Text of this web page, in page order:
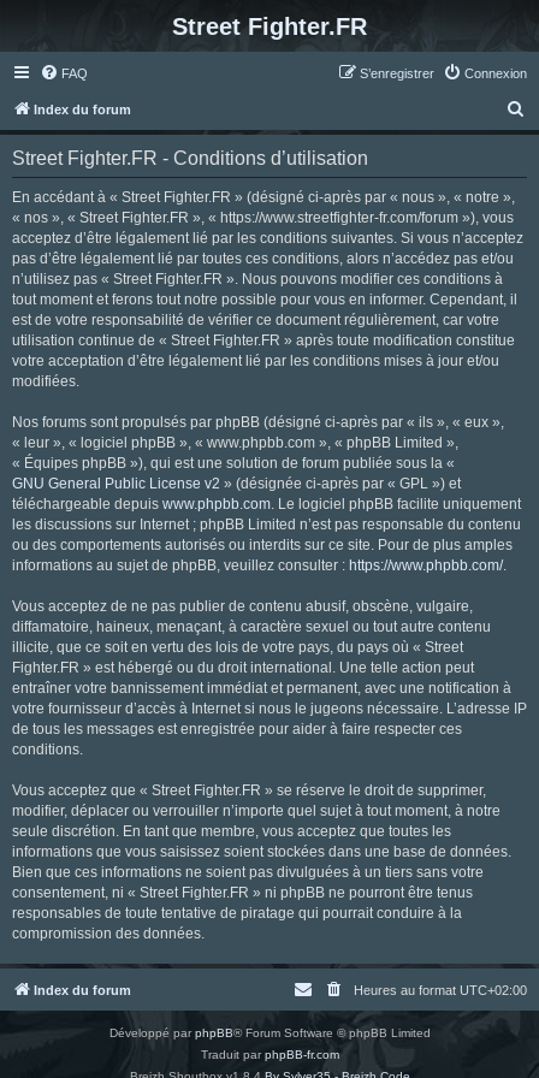
Street Fighter.FR
FAQ Connexion
S’enregistrer
Index du forum
e
Street Fighter.FR - Conditions d’utilisation
En accédant à « Street Fighter.FR » (désigné ci-après par « nous », « notre »,
« nos », « Street Fighter.FR », « https://www.streetfighter-fr.com/forum »), vous
acceptez d’être légalement lié par les conditions suivantes. Si vous n’acceptez
pas d’être légalement lié par toutes ces conditions, alors n’accédez pas et/ou
n’utilisez pas « Street Fighter.FR ». Nous pouvons modifier ces conditions à
tout moment et ferons tout notre possible pour vous en informer. Cependant, il
est de votre responsabilité de vérifier ce document régulièrement, car votre
utilisation continue de « Street Fighter.FR » après toute modification constitue
votre acceptation d’être légalement lié par les conditions mises à jour et/ou
modifiées.
Nos forums sont propulsés par phpBB (désigné ci-après par « ils », « eux »,
« leur », « logiciel phpBB », « www.phpbb.com », « phpBB Limited »,
« Équipes phpBB »), qui est une solution de forum publiée sous la «
GNU General Public License v2 » (désignée ci-après par « GPL ») et
téléchargeable depuis www.phpbb.com. Le logiciel phpBB facilite uniquement
les discussions sur Internet ; phpBB Limited n’est pas responsable du contenu
ou des comportements autorisés ou interdits sur ce site. Pour de plus amples
informations au sujet de phpBB, veuillez consulter : https://www.phpbb.com/.
Vous acceptez de ne pas publier de contenu abusif, obscène, vulgaire,
diffamatoire, haineux, menaçant, à caractère sexuel ou tout autre contenu
illicite, que ce soit en vertu des lois de votre pays, du pays où « Street
Fighter.FR » est hébergé ou du droit international. Une telle action peut
entraîner votre bannissement immédiat et permanent, avec une notification à
votre fournisseur d’accès à Internet si nous le jugeons nécessaire. L’adresse IP
de tous les messages est enregistrée pour aider à faire respecter ces
conditions.
Vous acceptez que « Street Fighter.FR » se réserve le droit de supprimer,
modifier, déplacer ou verrouiller n’importe quel sujet à tout moment, à notre
seule discrétion. En tant que membre, vous acceptez que toutes les
informations que vous saisissez soient stockées dans une base de données.
Bien que ces informations ne soient pas divulguées à un tiers sans votre
consentement, ni « Street Fighter.FR » ni phpBB ne pourront être tenus
responsables de toute tentative de piratage qui pourrait conduire à la
compromission des données.
Index du forum Heures au format UTC+02:00
Développé parphpBB® Forum Software © phpBB Limited
Traduit parphpBB-fr.com